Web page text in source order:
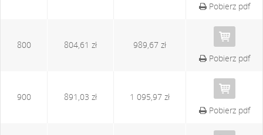
Pobierz pdf
800 804,61 zł
989,67 zł
Pobierz pdf
900 891,03 zł
1 095,97 zł
Pobierz pdf